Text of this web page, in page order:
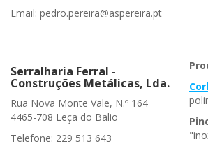
Email: pedro.pereira@aspereira.pt
Serralharia Ferral -
Construções Metálicas, Lda.
Rua Nova Monte Vale, N.º 164
4465-708 Leça do Balio
Telefone: 229 513 643